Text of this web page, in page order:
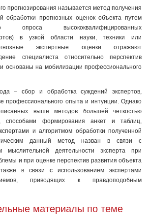
прогнозирования называется метод получения
обработки прогнозных оценок объекта путем
опроса высококвалифицированных
в узкой области науки, техники или
экспертные оценки отражают
специалиста относительно перспектив
основаны на мобилизации профессионального
– сбор и обработка суждений экспертов,
профессионального опыта и интуиции. Однако
выше методов большей четкостью
способами формирования анкет и таблиц,
и алгоритмом обработки полученной
данный метод назван в связи с
мыслительной деятельности эксперта при
и при оценке перспектив развития объекта
в связи с использованием экспертами
приводящих к правдоподобным
материалы по теме